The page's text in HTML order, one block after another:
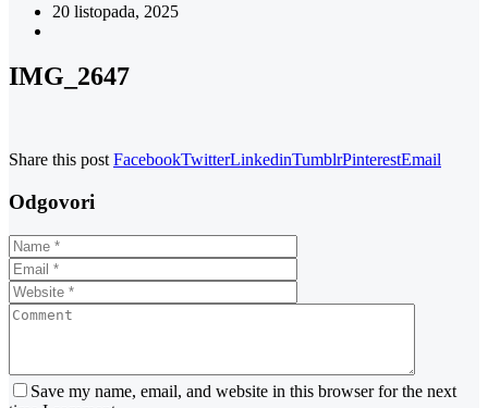
20 listopada, 2025
IMG_2647
Share this post FacebookTwitterLinkedinTumblrPinterestEmail
Odgovori
Save my name, email, and website in this browser for the next